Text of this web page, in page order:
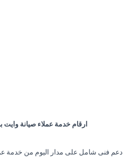
ارقام خدمة عملاء صيانة
دعم فنى شامل على مدار اليوم من خدمة